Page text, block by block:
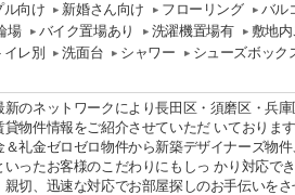
ル向け 新婚さん向け フローリング
バル
場 バイク置場あり 洗濯機置場有
敷地
レ別 洗面台 シャワー
シューズボック
のネットワークにより長田区・須磨区・兵庫
物件情報をご紹介させていただ いております
礼金ゼロゼロ物件から新築デザイナーズ物
ったお客様のこだわりにもしっ かり対応で
切、迅速な対応でお部屋探しのお手伝いをさ